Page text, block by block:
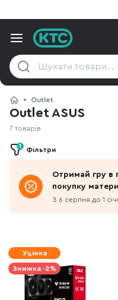
Outlet
Outlet ASUS
7 товарів
Фільтри
1
Отримай гру в
покупку
ASUS на Intel®
З 6 серпня до 1
Уцінка
Знижка -2%